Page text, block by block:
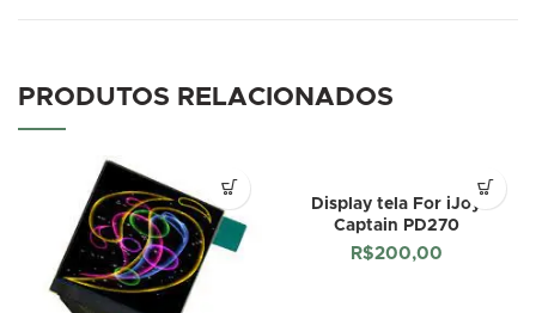
PRODUTOS RELACIONADOS
Display tela For iJoy
Captain PD270
R$200,00